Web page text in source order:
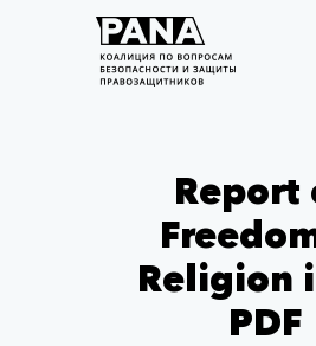
Report
Religion
PDF